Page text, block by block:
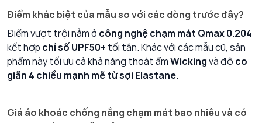
Điểm khác biệt của mẫu so với các dòng trước đây?
Điểm vượt trội nằm ở công nghệ chạm mát Qmax 0.204
kết hợp chỉ số UPF50+ tối tân. Khác với các mẫu cũ, sản
phẩm này tối ưu cả khả năng thoát ẩmWickingvà độ co
giãn 4 chiều mạnh mẽ từ sợi Elastane.
Giá áo khoác chống nắng chạm mát bao nhiêu và có